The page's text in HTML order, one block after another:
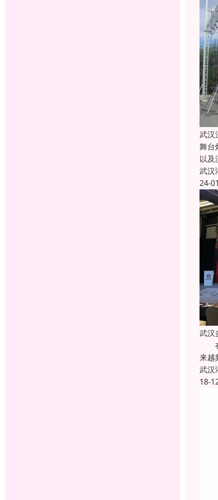
武汉
舞台
以及
武汉
24-
武汉
在
来越
武汉
18-